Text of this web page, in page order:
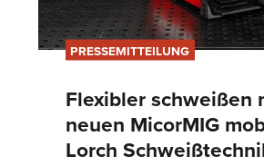
PRESSEMITTEILUNG
Flexibler schweißen
neuen MicorMIG
Lorch